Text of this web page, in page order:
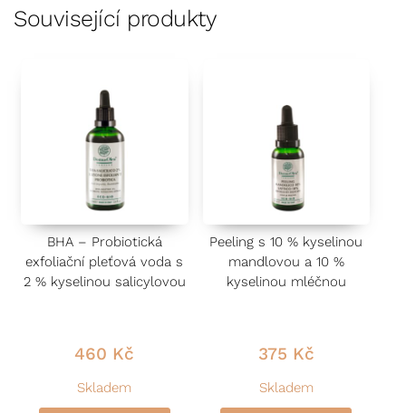
Související produkty
BHA – Probiotická
exfoliační pleťová voda s
2 % kyselinou salicylovou
460 Kč
Skladem
Peeling s 10 % kyselinou
mandlovou a 10 %
kyselinou mléčnou
375 Kč
Skladem